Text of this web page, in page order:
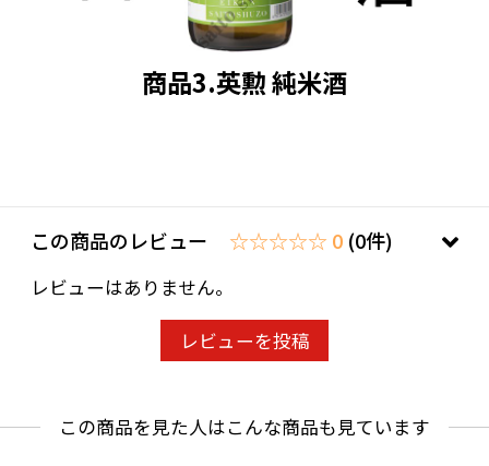
商品3.英勲 純米酒
この商品のレビュー ☆☆☆☆☆ 0 (0件)
レビューはありません。
レビューを投稿
この商品を見た人はこんな商品も見ています